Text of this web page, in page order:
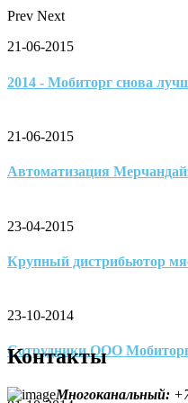
Prev Next
21-06-2015
2014 - Мобиторг снова
21-06-2015
Автоматизация
23-04-2015
Крупный дистрибьютор
23-10-2014
Сотрудники ООО
Контакты
Многоканальный: